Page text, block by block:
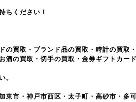
ちください！
の買取・ブランド品の買取・時計の買取
酒の買取・切手の買取・金券ギフトカー
。
東市・神戸市西区・太子町・高砂市・多